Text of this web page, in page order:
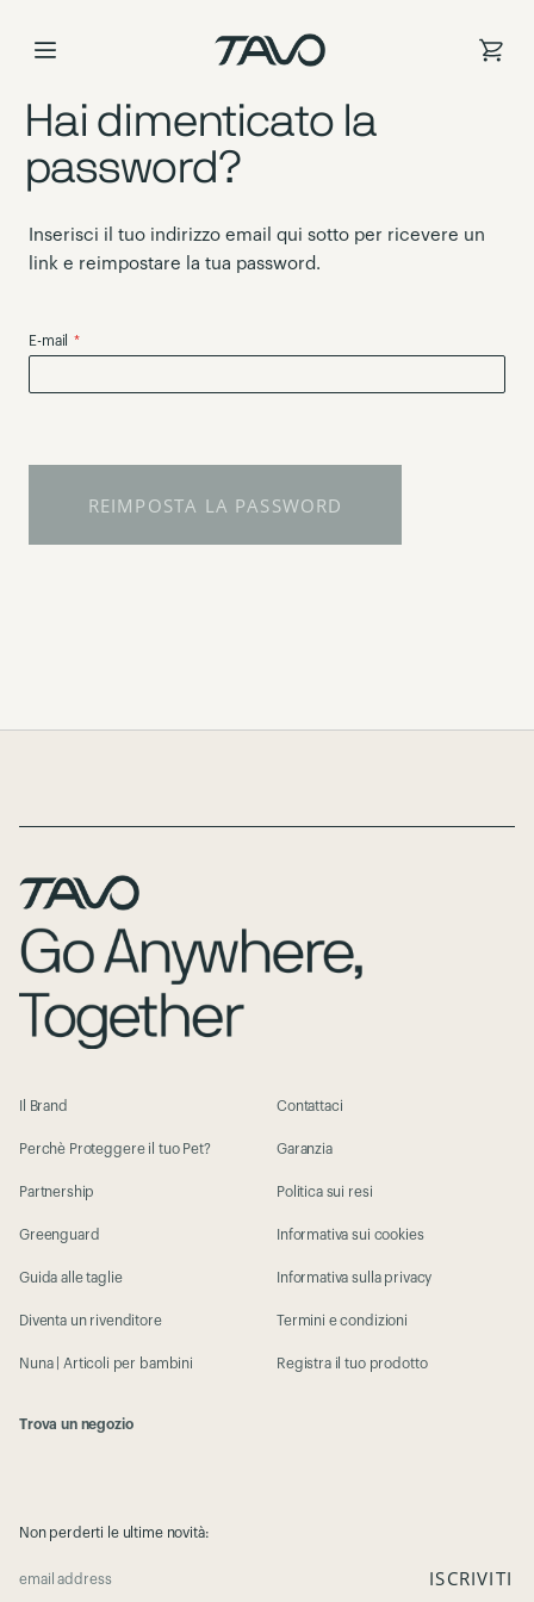
al
Hai dimenticato la
password?
Inserisci il tuo indirizzo email qui sotto per ricevere un
link e reimpostare la tua password.
E-mail
REIMPOSTA LA PASSWORD
Il Brand
Perchè Proteggere il tuo Pet?
Partnership
Greenguard
Guida alle taglie
Diventa un rivenditore
Nuna | Articoli per bambini
Trova un negozio
Contattaci
Garanzia
Politica sui resi
Informativa sui cookies
Informativa sulla privacy
Termini e condizioni
Registra il tuo prodotto
Non perderti le ultime novità:
email address ISCRIVITI